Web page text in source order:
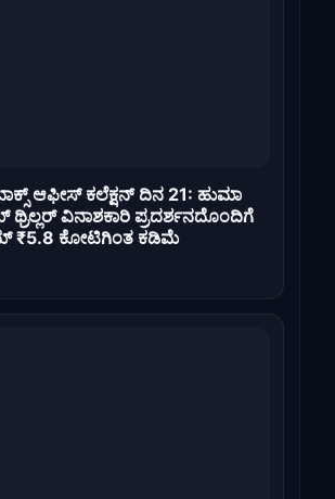
ಆಫೀಸ್ ಕಲೆಕ್ಷನ್ ದಿನ 21: ಹುಮಾ
ಥ್ರಿಲ್ಲರ್ ವಿನಾಶಕಾರಿ ಪ್ರದರ್ಶನದೊಂದಿಗೆ
₹5.8 ಕೋಟಿಗಿಂತ ಕಡಿಮೆ